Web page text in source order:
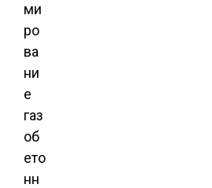
ми
ро
ва
ни
е
газ
об
ето
нн